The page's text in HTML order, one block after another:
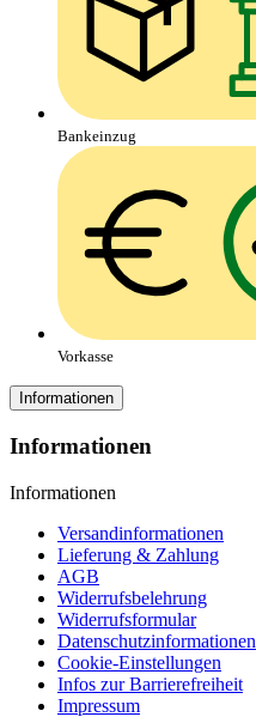
Bankeinzug
Vorkasse
Informationen
Informationen
Informationen
Versandinformationen
Lieferung & Zahlung
AGB
Widerrufsbelehrung
Widerrufsformular
Datenschutzinformationen
Cookie-Einstellungen
Infos zur Barrierefreiheit
Impressum